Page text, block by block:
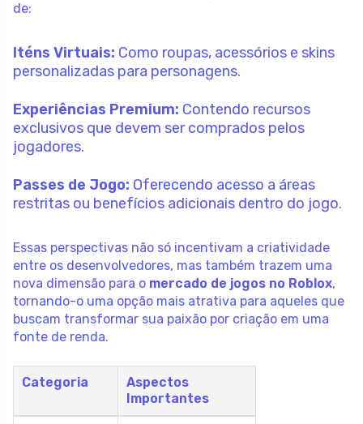
de:
Iténs Virtuais: Como roupas, acessórios e skins
personalizadas para personagens.
Experiências Premium: Contendo recursos
exclusivos que devem ser comprados pelos
jogadores.
Passes de Jogo: Oferecendo acesso a áreas
restritas ou benefícios adicionais dentro do jogo.
Essas perspectivas não só incentivam a criatividade
entre os desenvolvedores, mas também trazem uma
nova dimensão para o mercado de jogos no Roblox,
tornando-o uma opção mais atrativa para aqueles que
buscam transformar sua paixão por criação em uma
fonte de renda.
Categoria
Aspectos
Importantes